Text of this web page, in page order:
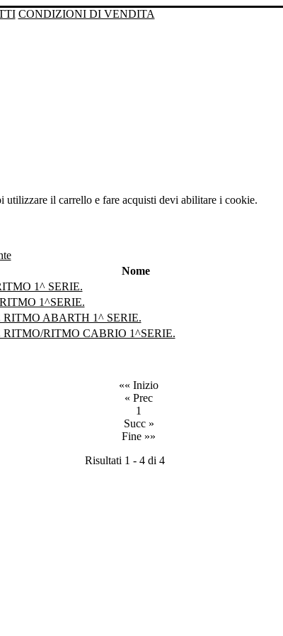
CONDIZIONI DI VENDITA
utilizzare il carrello e fare acquisti devi abilitare i cookie.
Nome
1^ SERIE.
1^SERIE.
ABARTH 1^ SERIE.
RITMO CABRIO 1^SERIE.
«« Inizio
« Prec
1
Succ »
Fine »»
Risultati 1 - 4 di 4